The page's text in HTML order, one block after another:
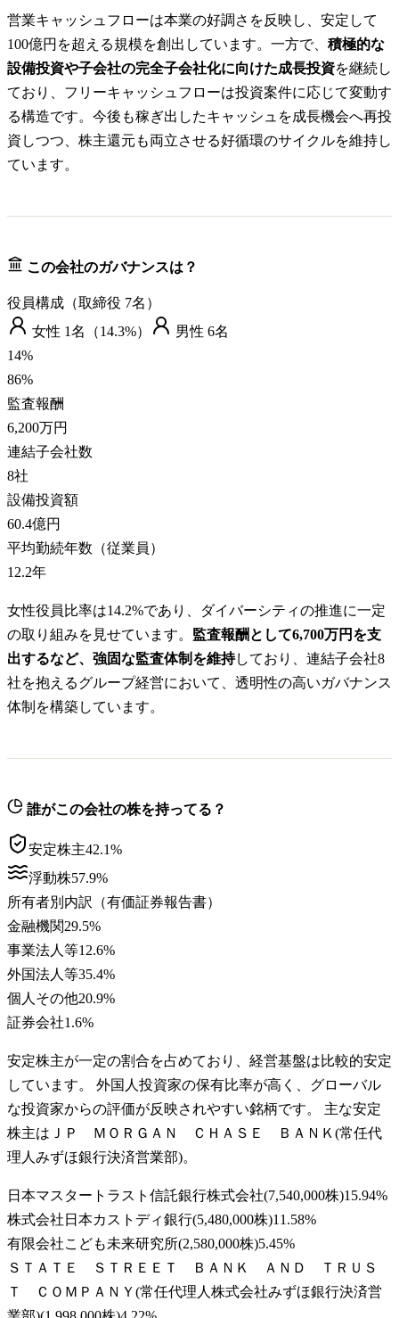
営業キャッシュフローは本業の好調さを反映し、安定して
100億円を超える規模を創出しています。一方で、 積極的な
設備投資や子会社の完全子会社化に向けた成長投資を継続し
ており、フリーキャッシュフローは投資案件に応じて変動す
る構造です。今後も稼ぎ出したキャッシュを成長機会へ再投
資しつつ、株主還元も両立させる好循環のサイクルを維持し
ています。
この会社のガバナンスは？
役員構成（取締役 7名）
女性 1名（14.3%） 男性 6名
14%
86%
監査報酬
6,200万円
連結子会社数
8社
設備投資額
60.4億円
平均勤続年数（従業員）
12.2年
女性役員比率は14.2%であり、ダイバーシティの推進に一定
の取り組みを見せています。 監査報酬として6,700万円を支
出するなど、強固な監査体制を維持しており、連結子会社8
社を抱えるグループ経営において、透明性の高いガバナンス
体制を構築しています。
誰がこの会社の株を持ってる？
安定株主42.1%
浮動株57.9%
所有者別内訳（有価証券報告書）
金融機関29.5%
事業法人等12.6%
外国法人等35.4%
個人その他20.9%
証券会社1.6%
安定株主が一定の割合を占めており、経営基盤は比較的安定
しています。 外国人投資家の保有比率が高く、グローバル
な投資家からの評価が反映されやすい銘柄です。 主な安定
株主はＪＰ ＭＯＲＧＡＮ ＣＨＡＳＥ ＢＡＮＫ(常任代
理人みずほ銀行決済営業部)。
日本マスタートラスト信託銀行株式会社(7,540,000株)15.94%
株式会社日本カストディ銀行(5,480,000株)11.58%
有限会社こども未来研究所(2,580,000株)5.45%
ＳＴＡＴＥ ＳＴＲＥＥＴ ＢＡＮＫ ＡＮＤ ＴＲＵＳ
Ｔ ＣＯＭＰＡＮＹ(常任代理人株式会社みずほ銀行決済営